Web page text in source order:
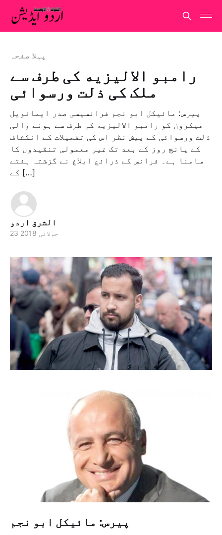
پہلا صفحہ
رامبو الاليزيه کی طرف سے
ملک کی ذلت ورسوائی
پیرس: مائیکل ابو نجم فرانسیسی صدر ایمانویل
میکرون کو رامبو الاليزيه کی طرف سے ہونے والی
ذلت ورسوائی کے پیش نظر اس کی تفصیلات کے انکشاف
کے پانچ روز کے بعد تک غیر معمولی تنقیدوں کا
سامنا ہے۔ فرانس کے ذرائع ابلاغ نے گزشتہ ہفتے
کے […]
الشرق اردو
23 جولائی 2018
پیرس: مائیکل ابو نجم